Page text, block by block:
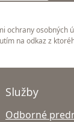
na odkaz z
Služby
Odborné